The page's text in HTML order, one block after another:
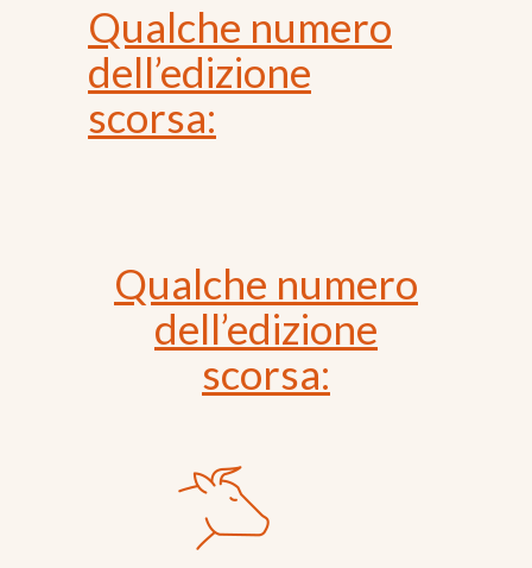
Qualche numero
dell’edizione
scorsa:
Qualche numero
dell’edizione
scorsa: